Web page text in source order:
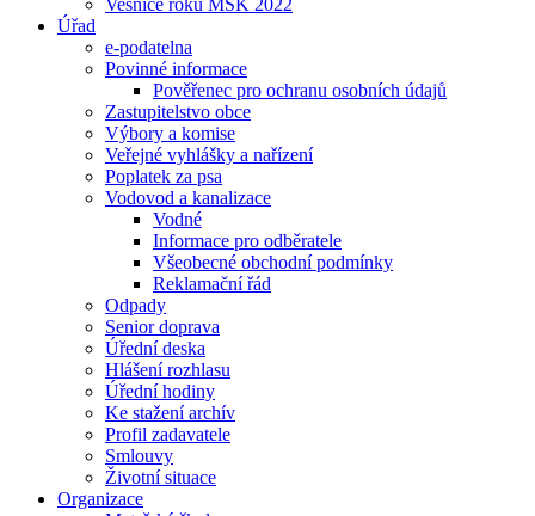
Vesnice roku MSK 2022
Úřad
e-podatelna
Povinné informace
Pověřenec pro ochranu osobních údajů
Zastupitelstvo obce
Výbory a komise
Veřejné vyhlášky a nařízení
Poplatek za psa
Vodovod a kanalizace
Vodné
Informace pro odběratele
Všeobecné obchodní podmínky
Reklamační řád
Odpady
Senior doprava
Úřední deska
Hlášení rozhlasu
Úřední hodiny
Ke stažení archív
Profil zadavatele
Smlouvy
Životní situace
Organizace